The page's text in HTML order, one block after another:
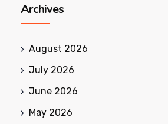
Archives
August 2026
July 2026
June 2026
May 2026